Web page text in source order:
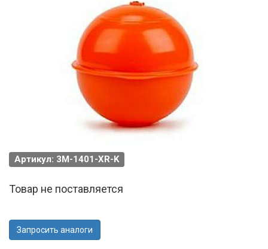
Артикул: 3M-1401-XR-K
Товар не поставляется
Запросить аналоги